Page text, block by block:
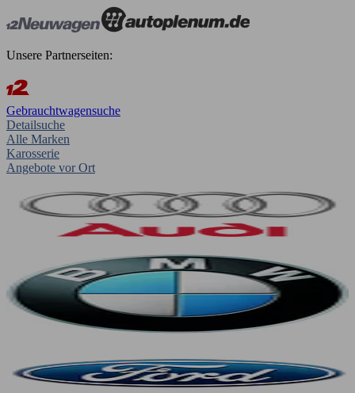
Unsere Partnerseiten:
Gebrauchtwagensuche
Detailsuche
Alle Marken
Karosserie
Angebote vor Ort